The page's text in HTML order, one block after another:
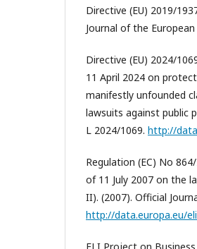
Directive (EU) 2019/
Journal of the European
Directive (EU) 2024/
11 April 2024 on
manifestly unfounded
lawsuits against public
L 2024/1069. http://
Regulation (EC) No
of 11 July 2007 on the
II). (2007). Official
http://data.europa.eu/
ELI Project on